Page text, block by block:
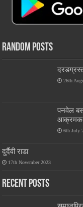
Random Posts
दरडग्रस्त
26th
पनवेल
आक्रमक
6th July
दुर्दैवी राडा
17th November 2023
Recent Posts